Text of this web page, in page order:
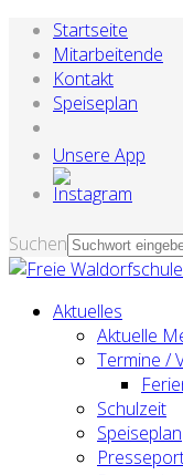
Startseite
Mitarbeitende
Kontakt
Speiseplan
Unsere App
Suchen
Aktuelles
Aktuelle
Termine /
Schulzeit
Speiseplan